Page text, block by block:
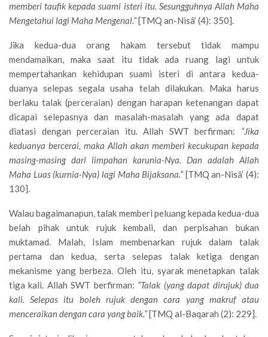
memberi taufik kepada suami isteri itu. Sesungguhnya Allah Maha
Mengetahui lagi Maha Mengenal.” [TMQ an-Nisâ’ (4): 350].
Jika kedua-dua orang hakam tersebut tidak mampu
mendamaikan, maka saat itu tidak ada ruang lagi untuk
mempertahankan kehidupan suami isteri di antara kedua-
duanya selepas segala usaha telah dilakukan. Maka harus
berlaku talak (perceraian) dengan harapan ketenangan dapat
dicapai selepasnya dan masalah-masalah yang ada dapat
diatasi dengan perceraian itu. Allah SWT berfirman: “Jika
keduanya bercerai, maka Allah akan memberi kecukupan kepada
masing-masing dari limpahan karunia-Nya. Dan adalah Allah
Maha Luas (kurnia-Nya) lagi Maha Bijaksana.”[TMQ an-Nisâ’ (4):
130].
Walau bagaimanapun, talak memberi peluang kepada kedua-dua
belah pihak untuk rujuk kembali, dan perpisahan bukan
muktamad. Malah, Islam membenarkan rujuk dalam talak
pertama dan kedua, serta selepas talak ketiga dengan
mekanisme yang berbeza. Oleh itu, syarak menetapkan talak
tiga kali. Allah SWT berfirman: “Talak (yang dapat dirujuk) dua
kali. Selepas itu boleh rujuk dengan cara yang makruf atau
menceraikan dengan cara yang baik.”[TMQ al-Baqarah (2): 229].